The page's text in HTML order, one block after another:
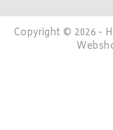
Copyright © 2026 -